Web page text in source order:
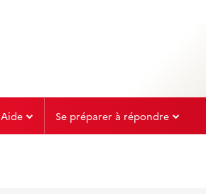
Aide Se préparer à répondre